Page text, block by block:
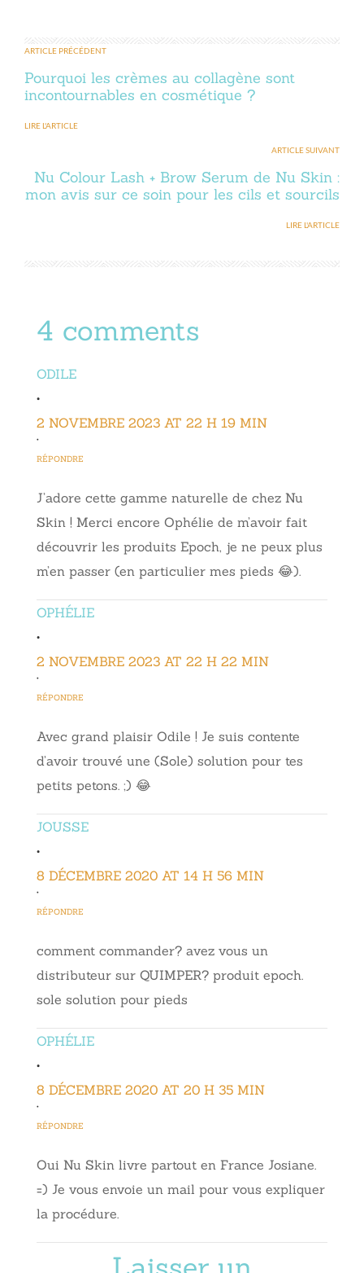
ARTICLE PRÉCÉDENT
Pourquoi les crèmes au collagène sont
incontournables en cosmétique ?
LIRE L'ARTICLE
ARTICLE SUIVANT
Nu Colour Lash + Brow Serum de Nu Skin :
mon avis sur ce soin pour les cils et sourcils
LIRE L'ARTICLE
4 comments
ODILE
•
2 NOVEMBRE 2023 AT 22 H 19 MIN
•
RÉPONDRE
J’adore cette gamme naturelle de chez Nu
Skin ! Merci encore Ophélie de m’avoir fait
découvrir les produits Epoch, je ne peux plus
m’en passer (en particulier mes pieds 😂).
OPHÉLIE
•
2 NOVEMBRE 2023 AT 22 H 22 MIN
•
RÉPONDRE
Avec grand plaisir Odile ! Je suis contente
d’avoir trouvé une (Sole) solution pour tes
petits petons. ;) 😂
JOUSSE
•
8 DÉCEMBRE 2020 AT 14 H 56 MIN
•
RÉPONDRE
comment commander? avez vous un
distributeur sur QUIMPER? produit epoch.
sole solution pour pieds
OPHÉLIE
•
8 DÉCEMBRE 2020 AT 20 H 35 MIN
•
RÉPONDRE
Oui Nu Skin livre partout en France Josiane.
=) Je vous envoie un mail pour vous expliquer
la procédure.